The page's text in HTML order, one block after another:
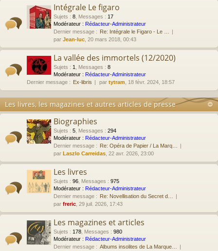
Intégrale Le figaro
Sujets : 8 Messages : 17
Modérateur : Rédacteur-Administrateur
Dernier message : Re: Intégrale le Figaro - Le …
par Jean-luc , 20 mars 2018, 00:43
La vallée des immortels (12/2020)
Sujets : 1 Messages : 8
Modérateur : Rédacteur-Administrateur
Dernier message : Ex-libris par tytram , 18 févr. 2024, 18:57
Les livres, les magazines et autres articles de presse
Biographies
Sujets : 5 Messages : 294
Modérateur : Rédacteur-Administrateur
Dernier message : Re: Opéra de Papier / La Marq…
par Laszlo Carreidas , 22 avr. 2026, 23:00
Les livres
Sujets : 96 Messages : 975
Modérateur : Rédacteur-Administrateur
Dernier message : Re: Novellisation du Secret d…
par freric , 29 juil. 2026, 17:43
Les magazines et articles
Sujets : 178 Messages : 980
Modérateur : Rédacteur-Administrateur
Dernier message : Albums insolites de La Marque…